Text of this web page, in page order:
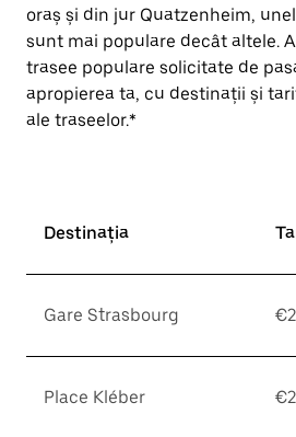
oraș și din jur Quatzenheim,
sunt mai populare decât altele.
trasee populare solicitate de
apropierea ta, cu destinații și
ale traseelor.*
Destinația
Gare Strasbourg
Place Kléber